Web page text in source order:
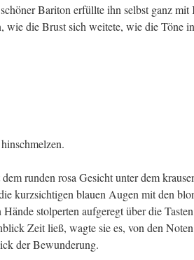
Bariton erfüllte ihn selbst ganz
wie die Brust sich weitete, wie die Töne
runden rosa Gesicht unter dem
kurzsichtigen blauen Augen mit den
stolperten aufgeregt über die
Zeit ließ, wagte sie es, von den
der Bewunderung.